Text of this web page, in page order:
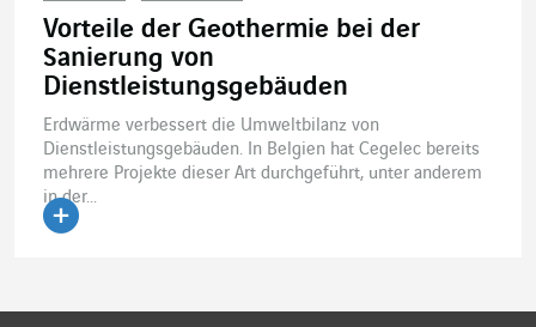
Vorteile der Geothermie bei der
Sanierung von
Dienstleistungsgebäuden
Erdwärme verbessert die Umweltbilanz von
Dienstleistungsgebäuden. In Belgien hat Cegelec bereits
mehrere Projekte dieser Art durchgeführt, unter anderem
in der...